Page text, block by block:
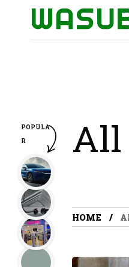
All
HOME
POPULA
R